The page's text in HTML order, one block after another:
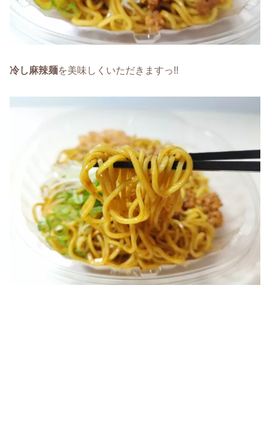
冷し麻辣麺を美味しくいただきますっ!!